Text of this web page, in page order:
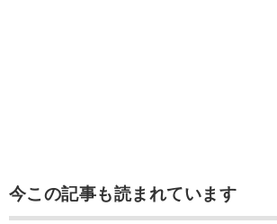
今この記事も読まれています